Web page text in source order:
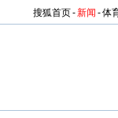
搜狐首页-新闻 -体